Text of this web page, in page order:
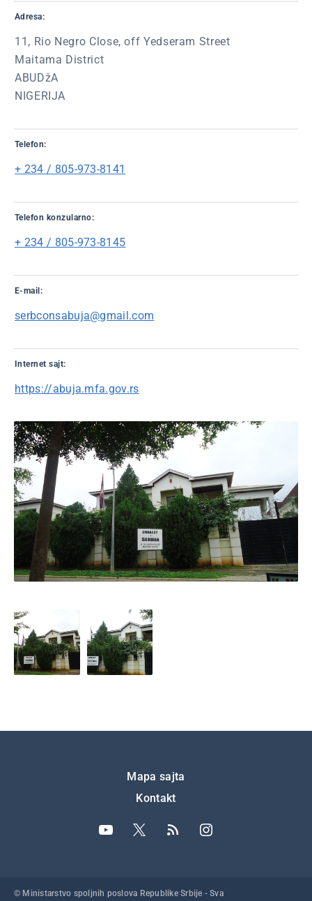
Adresa:
11, Rio Negro Close, off Yedseram Street
Maitama District
ABUDžA
NIGERIJA
Telefon:
+ 234 / 805-973-8141
Telefon konzularno:
+ 234 / 805-973-8145
E-mail:
serbconsabuja@gmail.com
Internet sajt:
https://abuja.mfa.gov.rs
Mapa sajta
Kontakt
© Ministarstvo spoljnih poslova Republike Srbije - Sva